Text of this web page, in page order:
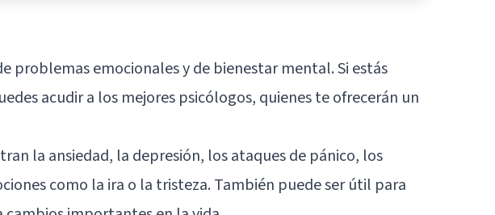
problemas emocionales y de bienestar mental. Si estás
acudir a los mejores psicólogos, quienes te ofrecerán un
la ansiedad, la depresión, los ataques de pánico, los
como la ira o la tristeza. También puede ser útil para